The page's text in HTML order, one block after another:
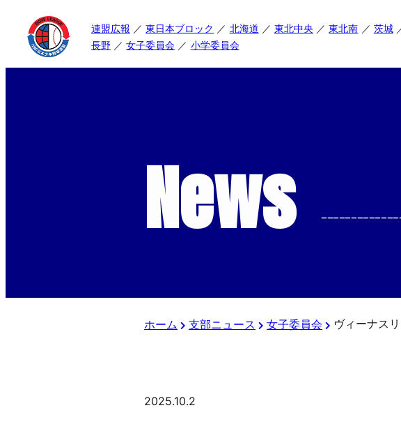
連盟広報 東日本ブロック 北海道 東北中央 東北南 茨城
長野
女子委員会 小学委員会
News
ホーム 支部ニュース 女子委員会
2025.10.2